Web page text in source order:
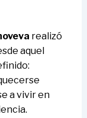
realizó
aquel
a vivir en